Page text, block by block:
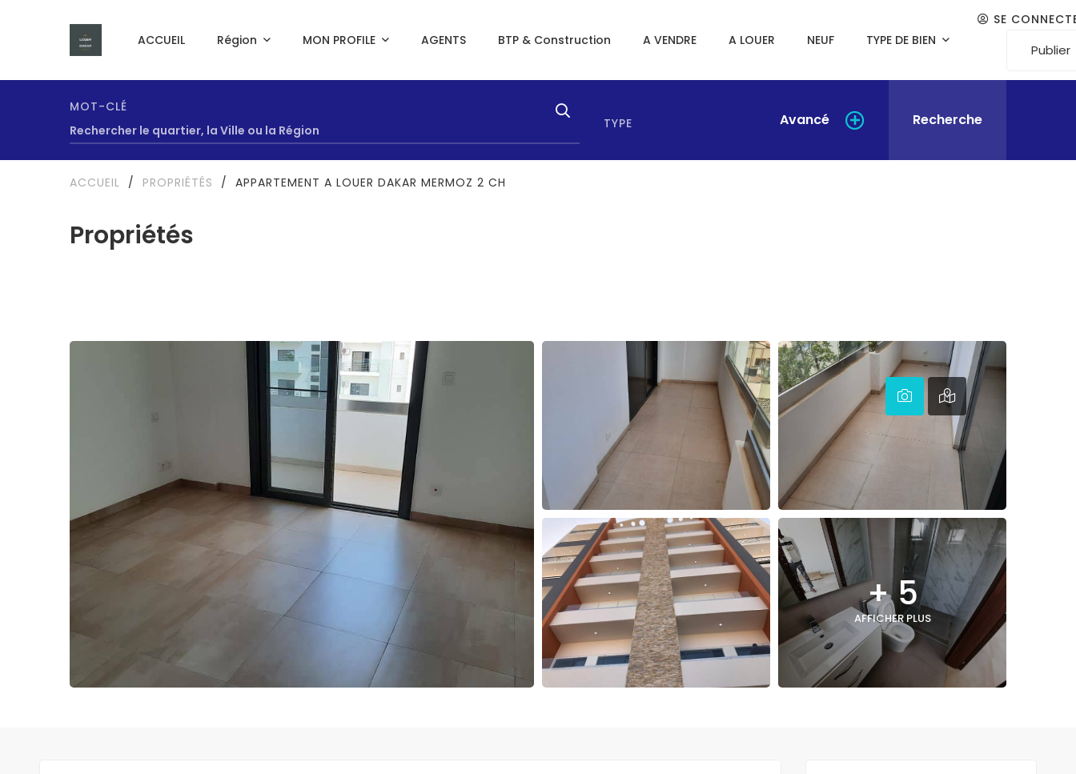
ACCUEIL Région MON PROFILE AGENTS BTP & Construction A VENDRE A LOUER NEUF TYPE DE BIEN
SE
Publier
MOT-CLÉ
TYPE
Avancé Recherche
Propriétés
ACCUEIL / PROPRIÉTÉS / APPARTEMENT A LOUER DAKAR MERMOZ 2 CH
+ 5
AFFICHER PLUS